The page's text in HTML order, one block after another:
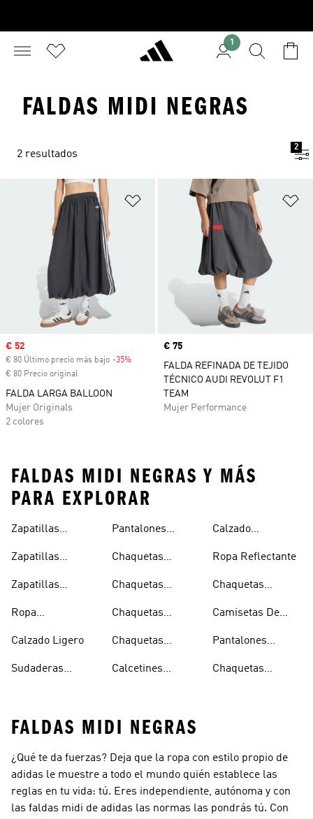
1
FALDAS MIDI NEGRAS
2 resultados
2
Añadir a la lista de deseos
Precio de venta
€ 52
€ 80 Último precio más bajo -35% Descuento
€ 80 Precio original
FALDA LARGA BALLOON
Mujer Originals
2 colores
Precio
€ 75
FALDA REFINADA DE TEJIDO
TÉCNICO AUDI REVOLUT F1
TEAM
Mujer Performance
FALDAS MIDI NEGRAS Y MÁS
PARA EXPLORAR
Zapatillas
Mujer
Zapatillas
Hombre
Zapatillas
Niños
Ropa
Calzado Ligero
Sudaderas
Capucha
Pantalones
Ligeros
Chaquetas
Chaquetas
Chaquetas
Hombre
Chaquetas
Mujer
Calcetines
Calzado
Ropa Reflectante
Chaquetas
Camisetas De
Pantalones
Chaquetas
FALDAS MIDI NEGRAS
¿Qué te da fuerzas? Deja que la ropa con estilo propio de
adidas le muestre a todo el mundo quién establece las
reglas en tu vida: tú. Eres independiente, autónoma y con
las faldas midi de adidas las normas las pondrás tú. Con